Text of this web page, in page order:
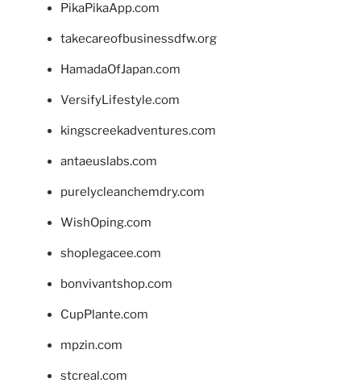
PikaPikaApp.com
takecareofbusinessdfw.org
HamadaOfJapan.com
VersifyLifestyle.com
kingscreekadventures.com
antaeuslabs.com
purelycleanchemdry.com
WishOping.com
shoplegacee.com
bonvivantshop.com
CupPlante.com
mpzin.com
stcreal.com